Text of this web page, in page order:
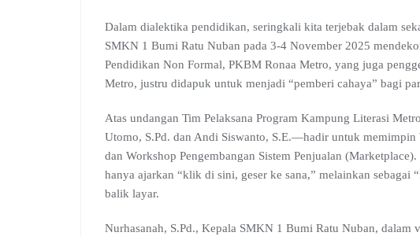
k
p
m
l
a
s
s
o
m
n
Dalam dialektika pendidikan, seringkali kita terjebak dalam
SMKN 1 Bumi Ratu Nuban pada 3-4 November 2025
Pendidikan Non Formal, PKBM Ronaa Metro, yang juga
Metro, justru didapuk untuk menjadi “pemberi cahaya” bagi
Atas undangan Tim Pelaksana Program Kampung Literasi
Utomo, S.Pd. dan Andi Siswanto, S.E.—hadir untuk
dan Workshop Pengembangan Sistem Penjualan
hanya ajarkan “klik di sini, geser ke sana,” melainkan
balik layar.
Nurhasanah, S.Pd., Kepala SMKN 1 Bumi Ratu Nuban, dalam